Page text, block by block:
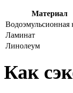
Материал
Водоэмульсионная
Ламинат
Линолеум
Как